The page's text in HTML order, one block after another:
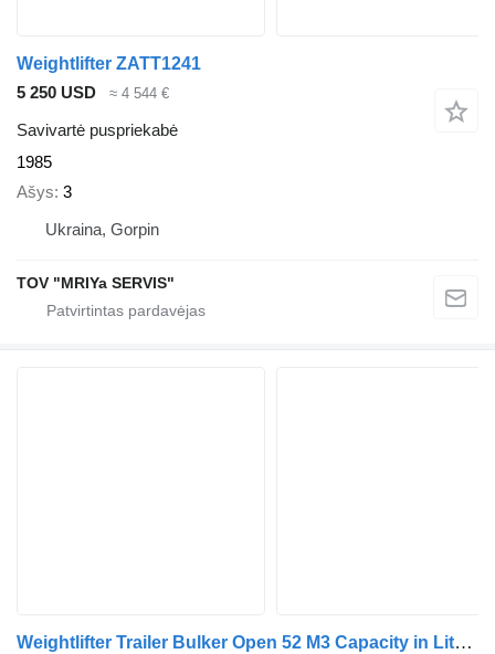
Weightlifter ZATT1241
5 250 USD
≈ 4 544 €
Savivartė puspriekabė
1985
Ašys 3
Ukraina, Gorpin
TOV "MRIYa SERVIS"
Weightlifter Trailer Bulker Open 52 M3 Capacity in Liters